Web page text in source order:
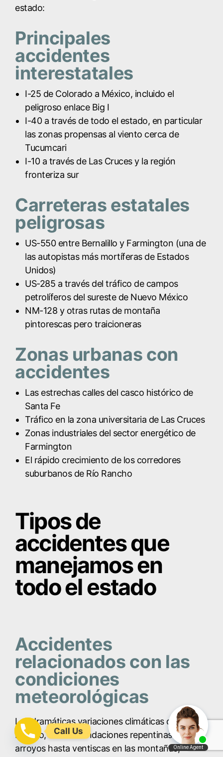
estado:
Principales
accidentes
interestatales
I-25 de Colorado a México, incluido el
peligroso enlace Big I
I-40 a través de todo el estado, en particular
las zonas propensas al viento cerca de
Tucumcari
I-10 a través de Las Cruces y la región
fronteriza sur
Carreteras estatales
peligrosas
US-550 entre Bernalillo y Farmington (una de
las autopistas más mortíferas de Estados
Unidos)
US-285 a través del tráfico de campos
petrolíferos del sureste de Nuevo México
NM-128 y otras rutas de montaña
pintorescas pero traicioneras
Zonas urbanas con
accidentes
Las estrechas calles del casco histórico de
Santa Fe
Tráfico en la zona universitaria de Las Cruces
Zonas industriales del sector energético de
Farmington
El rápido crecimiento de los corredores
suburbanos de Río Rancho
Tipos de
accidentes que
manejamos en
todo el estado
Accidentes
relacionados con las
condiciones
meteorológicas
Las dramáticas variaciones climáticas de Nuevo
México, desde inundaciones repentinas en
arroyos hasta ventiscas en las montañas,
Call Us